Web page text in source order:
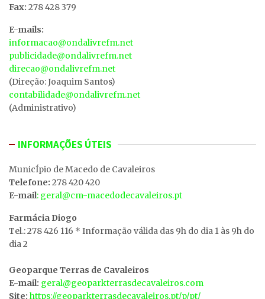
Fax: 278 428 379
E-mails:
informacao@ondalivrefm.net
publicidade@ondalivrefm.net
direcao@ondalivrefm.net
(Direção: Joaquim Santos)
contabilidade@ondalivrefm.net
(Administrativo)
INFORMAÇÕES ÚTEIS
MunicÍpio de Macedo de Cavaleiros
Telefone: 278 420 420
E-mail: geral@cm-macedodecavaleiros.pt
Farmácia Diogo
Tel.: 278 426 116 * Informação válida das 9h do dia 1 às 9h do
dia 2
Geoparque Terras de Cavaleiros
E-mail: geral@geoparkterrasdecavaleiros.com
Site: https://geoparkterrasdecavaleiros.pt/p/pt/